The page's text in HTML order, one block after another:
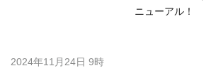
ニューアル！
2024年11月24日 9時